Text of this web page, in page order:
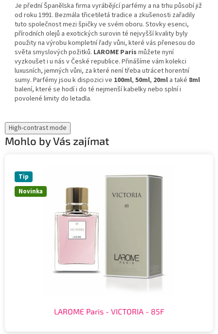
Je přední Španělska firma vyrábějící parfémy a na trhu působí již
od roku 1991. Bezmála třicetiletá tradice a zkušenosti zařadily
tuto společnost mezi špičky ve svém oboru. Stovky esenci,
přírodních olejů a exotických surovin té nejvyšší kvality byly
použity na výrobu kompletní řady vůni, které vás přenesou do
světa smyslových požitků. LAROME Paris můžete nyní
vyzkoušet i u nás v České republice. Přinášíme vám kolekci
luxusních, jemných vůni, za které není třeba utrácet horentní
sumy. Parfémy jsou k dispozici ve 100ml, 50ml, 20ml a také 8ml
balení, které se hodí i do té nejmenší kabelky nebo splní i
povolené limity do letadla.
High-contrast mode
Mohlo by Vás zajímat
Novinka
Tip
LAROME Paris - VICTORIA - 85F